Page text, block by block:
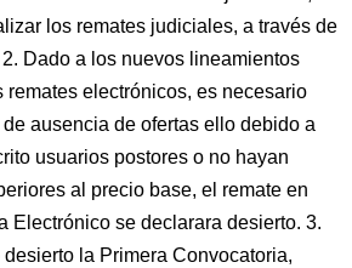
los remates judiciales, a través de
Dado a los nuevos lineamientos
remates electrónicos, es necesario
ausencia de ofertas ello debido a
usuarios postores o no hayan
al precio base, el remate en
Electrónico se declarara desierto. 3.
la Primera Convocatoria,